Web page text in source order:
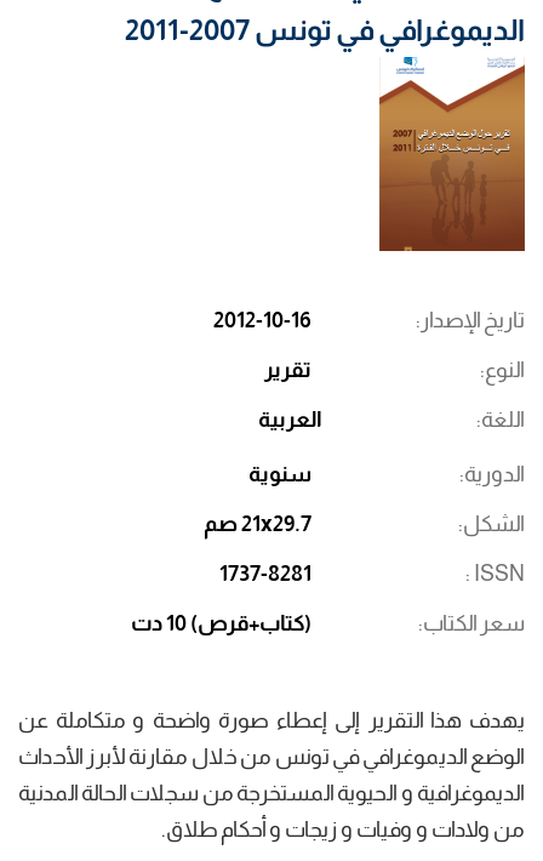
الديموغرافي في تونس 2007-2011
تاريخ الإصدار 2012-10-16
النوع تقرير
اللغة العربية
الدورية سنوية
الشكل 21x29.7 صم
ISSN
1737-8281
سعر الكتاب (كتاب+قرص) 10 دت
يهدف هذا التقرير إلى إعطاء صورة واضحة و متكاملة عن
الوضع الديموغرافي في تونس من خلال مقارنة لأبرز الأحداث
الديموغرافية و الحيوية المستخرجة من سجلات الحالة المدنية
من ولادات و وفيات و زيجات و أحكام طلاق.